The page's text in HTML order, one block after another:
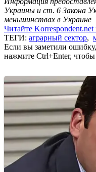
Украины и ст. 6 Закона
меньшинствах в Украине
Читайте
ТЕГИ: аграрный сектор,
Если вы заметили
нажмите Ctrl+Enter,